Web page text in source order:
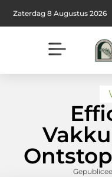
Zaterdag 8 Augustus 2026